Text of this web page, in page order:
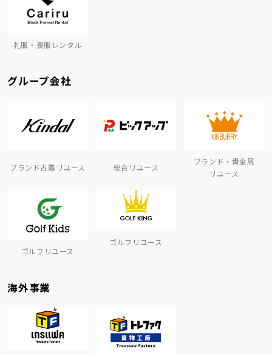
礼服・喪服レンタル
グループ会社
ブランド古着リユース 総合リユース
ブランド・貴金属
リユース
ゴルフリユース
ゴルフリユース
海外事業